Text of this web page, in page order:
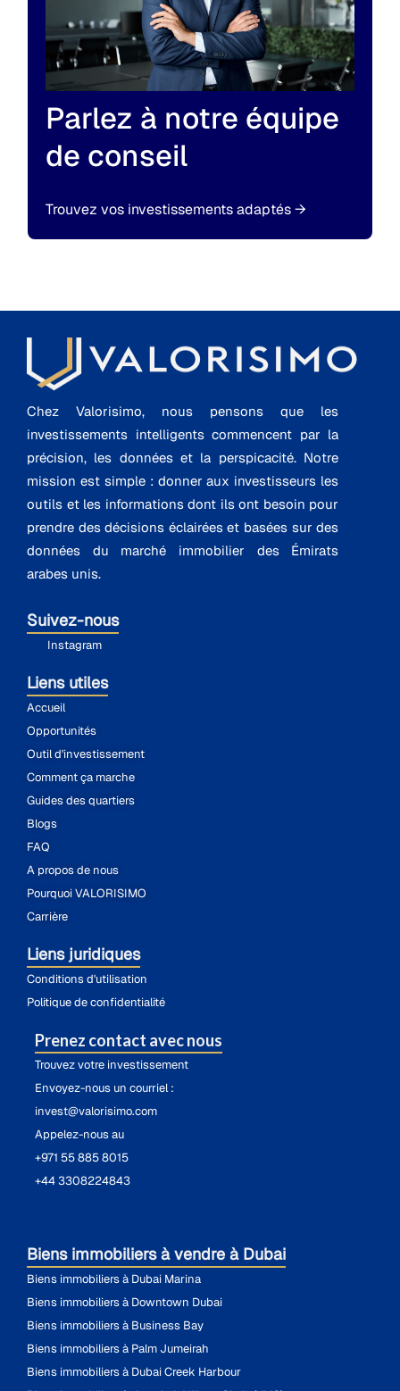
Parlez à notre équipe
de conseil
Trouvez vos investissements adaptés→
Chez Valorisimo, nous pensons que les
investissements intelligents commencent par la
précision, les données et la perspicacité. Notre
mission est simple : donner aux investisseurs les
outils et les informations dont ils ont besoin pour
prendre des décisions éclairées et basées sur des
données du marché immobilier des Émirats
arabes unis.
Suivez-nous
Instagram
Liens utiles
Accueil
Opportunités
Outil d'investissement
Comment ça marche
Guides des quartiers
Blogs
FAQ
A propos de nous
Pourquoi VALORISIMO
Carrière
Liens juridiques
Conditions d'utilisation
Politique de confidentialité
Prenez contact avec nous
Trouvez votre investissement
Envoyez-nous un courriel :
invest@valorisimo.com
Appelez-nous au
+971 55 885 8015
+44 3308224843
Biens immobiliers à vendre à Dubai
Biens immobiliers à Dubai Marina
Biens immobiliers à Downtown Dubai
Biens immobiliers à Business Bay
Biens immobiliers à Palm Jumeirah
Biens immobiliers à Dubai Creek Harbour